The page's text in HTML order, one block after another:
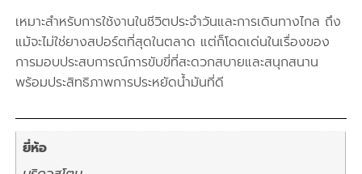
เหมาะสำหรับการใช้งานในชีวิตประจำวันและการเดินทางไกล ถึง
แม้จะไม่ใช่ยางสปอร์ตที่สุดในตลาด แต่ก็โดดเด่นในเรื่องของ
การมอบประสบการณ์การขับขี่ที่สะดวกสบายและสนุกสนาน
พร้อมประสิทธิภาพการประหยัดน้ำมันที่ดี
ยี่ห้อ